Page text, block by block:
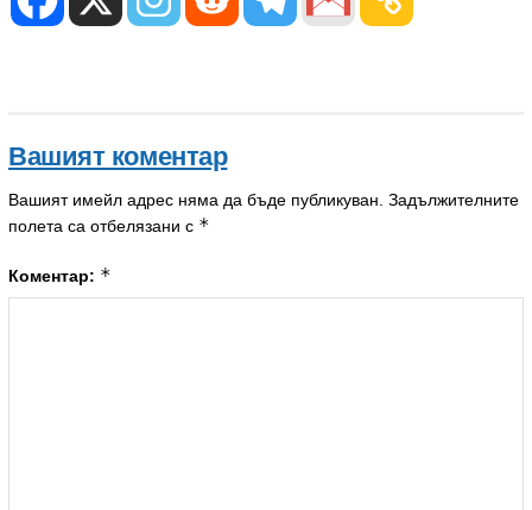
Вашият коментар
Вашият имейл адрес няма да бъде публикуван. Задължителните
полета са отбелязани с *
Коментар: *